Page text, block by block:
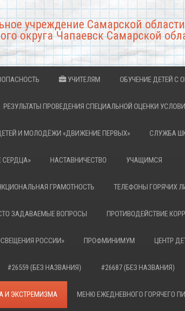
учреждение Самарской
округа Чапаевск Самарской
УЧИТЕЛЯМ ОБУЧЕНИЕ ДЕТЕЙ С
РЕЗУЛЬТАТЫ ПРОВЕДЕНИЯ СПЕЦИАЛЬНОЙ ОЦЕНКИ
И МОЛОДЁЖИ «ДВИЖЕНИЕ ПЕРВЫХ» СЛУЖБА
СЕРДЦА» НАСТАВНИЧЕСТВО УЧАЩИМСЯ
ГРАМОТНОСТЬ ТЕЛЕФОНЫ ГОРЯЧИХ
ЗАДАВАЕМЫЕ ВОПРОСЫ ПРОТИВОДЕЙСТВИЕ
РОССИИ» ПРОФМИНИМУМ ЦЕНТР
#26559 (БЕЗ НАЗВАНИЯ) #26687 (БЕЗ НАЗВАНИЯ)
И ЭКСТРЕМИЗМА МЕНЮ ЕЖЕДНЕВНОГО ГОРЯЧЕГО